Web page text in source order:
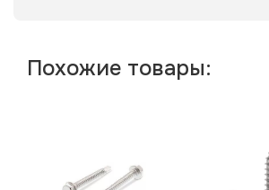
Похожие товары: